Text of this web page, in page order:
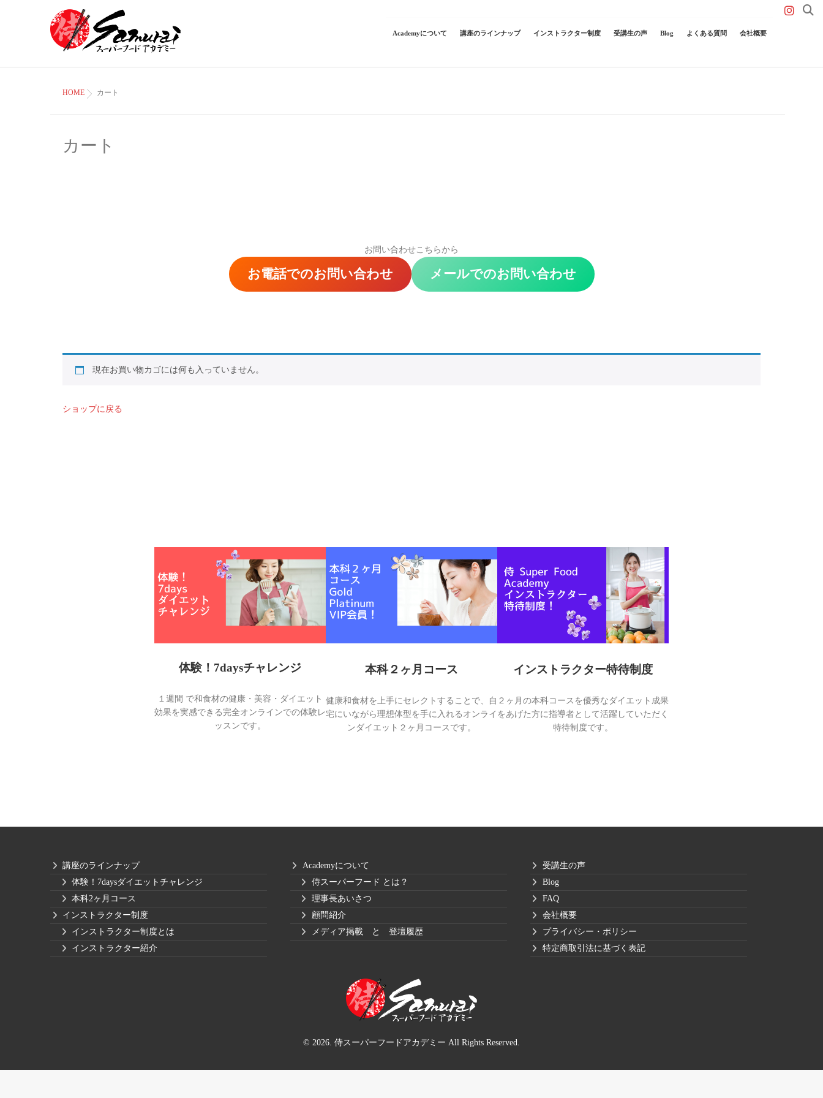
Academyについて 講座のラインナップ インストラクター制度 受講生の声 Blog よくある質問 会社概要
HOME カート
カート
お問い合わせこちらから
お電話でのお問い合わせ メールでのお問い合わせ
現在お買い物カゴには何も入っていません。
ショップに戻る
体験！7daysチャレンジ
１週間 で和食材の健康・美容・ダイエット
効果を実感できる完全オンラインでの体験レ
ッスンです。
本科２ヶ月コース
健康和食材を上手にセレクトすることで、自
宅にいながら理想体型を手に入れるオンライ
ンダイエット２ヶ月コースです。
インストラクター特待制度
２ヶ月の本科コースを優秀なダイエット成果
をあげた方に指導者として活躍していただく
特待制度です。
講座のラインナップ
体験！7daysダイエットチャレンジ
本科2ヶ月コース
インストラクター制度
インストラクター制度とは
インストラクター紹介
Academyについて
侍スーパーフード とは？
理事長あいさつ
顧問紹介
メディア掲載 と 登壇履歴
受講生の声
Blog
FAQ
会社概要
プライバシー・ポリシー
特定商取引法に基づく表記
© 2026. 侍スーパーフードアカデミー All Rights Reserved.